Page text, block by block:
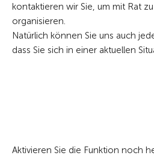
kontaktieren wir Sie, um mit Rat
organisieren.
Natürlich können Sie uns auch
dass Sie sich in einer aktuellen
Aktivieren Sie die Funktion noch